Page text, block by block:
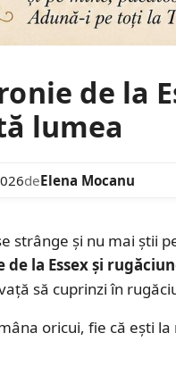
de la
lumea
deElena Mocanu
strânge și nu mai știi
de la Essex și
să cuprinzi în
oricui, fie că ești